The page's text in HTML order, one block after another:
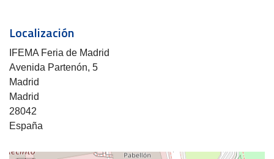
Localización
IFEMA Feria de Madrid
Avenida Partenón, 5
Madrid
Madrid
28042
España